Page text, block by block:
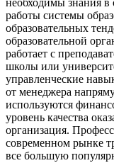
необходимы знания в
работы системы
образовательных
образовательной
работает с
школы или
управленческие
от менеджера
используются
уровень качества
организация.
современном рынке
все большую